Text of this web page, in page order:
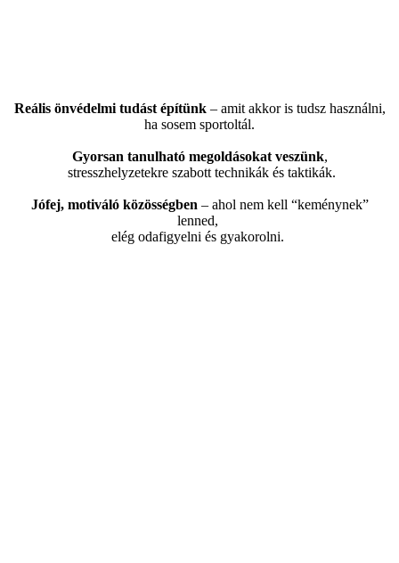
Reális önvédelmi tudást építünk – amit akkor is tudsz használni,
ha sosem sportoltál.
Gyorsan tanulható megoldásokat veszünk,
stresszhelyzetekre szabott technikák és taktikák.
Jófej, motiváló közösségben – ahol nem kell “keménynek”
lenned,
elég odafigyelni és gyakorolni.